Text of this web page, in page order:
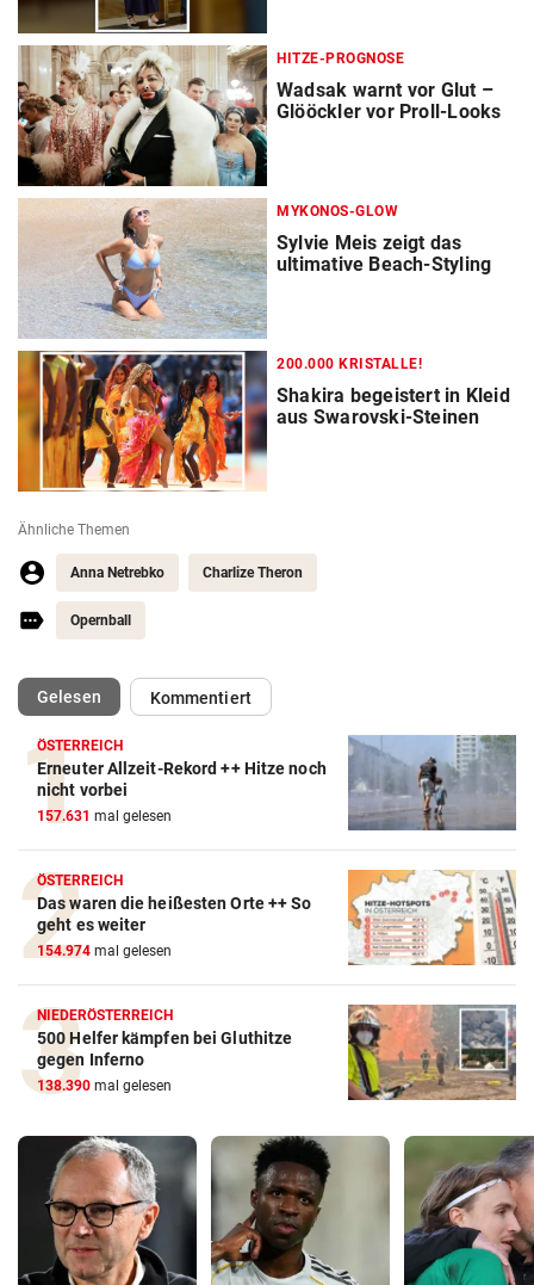
HITZE-PROGNOSE
Wadsak warnt vor Glut –
Glööckler vor Proll-Looks
MYKONOS-GLOW
Sylvie Meis zeigt das
ultimative Beach-Styling
200.000 KRISTALLE!
Shakira begeistert in Kleid
aus Swarovski-Steinen
Ähnliche Themen
Anna Netrebko Charlize Theron
Opernball
Gelesen(ausgewählt)Kommentiert
ÖSTERREICH
Erneuter Allzeit-Rekord ++ Hitze noch
nicht vorbei
157.631 mal gelesen
ÖSTERREICH
Das waren die heißesten Orte ++ So
geht es weiter
154.974 mal gelesen
NIEDERÖSTERREICH
500 Helfer kämpfen bei Gluthitze
gegen Inferno
138.390 mal gelesen